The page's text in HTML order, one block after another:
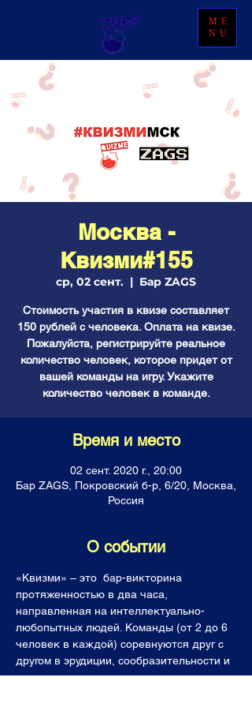
ME
NU
Москва -
Квизми#155
ср, 02 сент.
  |
Бар ZAGS
Стоимость участия в квизе составляет
150 рублей с человека. Оплата на квизе.
Пожалуйста, регистрируйте реальное
количество человек, которое придет от
вашей команды на игру. Укажите
количество человек в команде.
Время и место
02 сент. 2020 г., 20:00
Бар ZAGS, Покровский б-р, 6/20, Москва,
Россия
О событии
«Квизми» – это  бар-викторина
протяженностью в два часа,
направленная на интеллектуально-
любопытных людей. Команды (от 2 до 6
человек в каждой) соревнуются друг с
другом в эрудиции, сообразительности и
логике, отвечая на каверзные вопросы.